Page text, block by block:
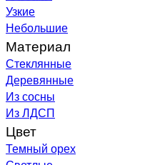
Узкие
Небольшие
Материал
Стеклянные
Деревянные
Из сосны
Из ЛДСП
Цвет
Темный орех